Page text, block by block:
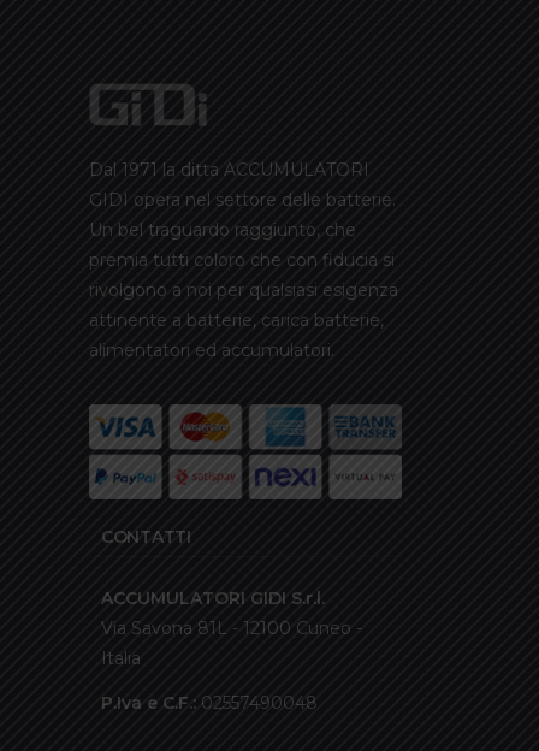
Dal 1971 la ditta ACCUMULATORI
GIDI opera nel settore delle batterie.
Un bel traguardo raggiunto, che
premia tutti coloro che con fiducia si
rivolgono a noi per qualsiasi esigenza
attinente a batterie, carica batterie,
alimentatori ed accumulatori.
CONTATTI
ACCUMULATORI GIDI S.r.l.
Via Savona 81L - 12100 Cuneo -
Italia
P.Iva e C.F.: 02557490048